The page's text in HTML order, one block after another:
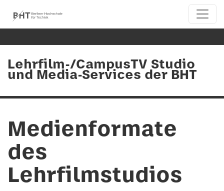
Lehrfilm-/CampusTV Studio
und Media-Services der BHT
Medienformate
des
Lehrfilmstudios